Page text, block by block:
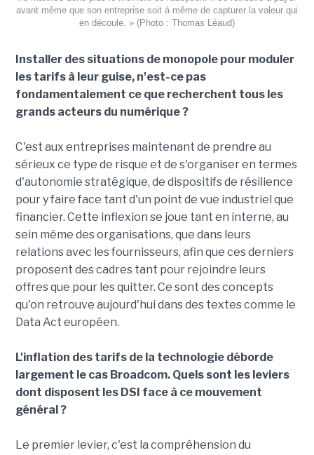
avant même que son entreprise soit à même de capturer la valeur qui
en découle. » (Photo : Thomas Léaud)
Installer des situations de monopole pour moduler
les tarifs à leur guise, n'est-ce pas
fondamentalement ce que recherchent tous les
grands acteurs du numérique ?
C'est aux entreprises maintenant de prendre au
sérieux ce type de risque et de s'organiser en termes
d'autonomie stratégique, de dispositifs de résilience
pour y faire face tant d'un point de vue industriel que
financier. Cette inflexion se joue tant en interne, au
sein même des organisations, que dans leurs
relations avec les fournisseurs, afin que ces derniers
proposent des cadres tant pour rejoindre leurs
offres que pour les quitter. Ce sont des concepts
qu'on retrouve aujourd'hui dans des textes comme le
Data Act européen.
L'inflation des tarifs de la technologie déborde
largement le cas Broadcom. Quels sont les leviers
dont disposent les DSI face à ce mouvement
général ?
Le premier levier, c'est la compréhension du